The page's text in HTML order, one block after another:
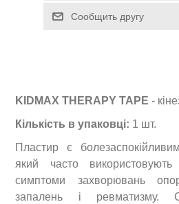
KIDMAX THERAPY TAPE -
Кількість в упаковці: 1 шт.
Пластир є
який часто
симптоми захворювань
запалень і ревматизму.